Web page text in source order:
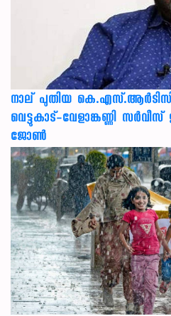
നാല് പുതിയ
വെട്ടുകാട്-വേളാങ്കണ്ണി സർവീസ്
ജോൺ